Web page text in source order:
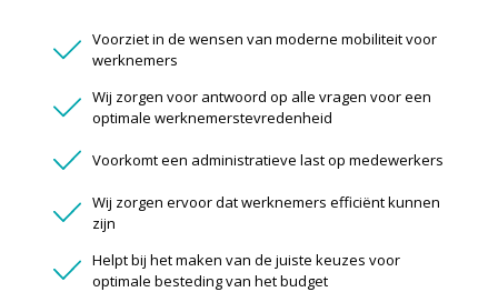
Voorziet in de wensen van moderne mobiliteit voor
werknemers
Wij zorgen voor antwoord op alle vragen voor een
optimale werknemerstevredenheid
Voorkomt een administratieve last op medewerkers
Wij zorgen ervoor dat werknemers efficiënt kunnen
zijn
Helpt bij het maken van de juiste keuzes voor
optimale besteding van het budget